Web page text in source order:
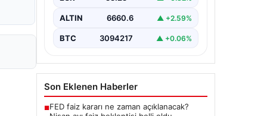
FED faiz kararı ne zaman açıklanacak?
Nisan ayı faiz beklentisi belli oldu
Kelebek.Org İle Sanal İletişimin Seviyeli
Adresi Ve Chat Deneyimi